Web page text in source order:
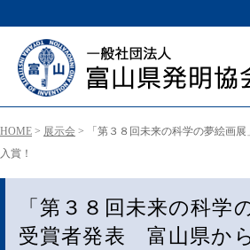
HOME > 展示会 > 「第３８回未来の科学の夢絵画
入賞！
「第３８回未来の科学
受賞者発表 富山県か